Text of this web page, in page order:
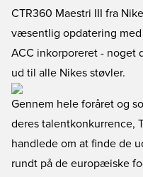
CTR360 Maestri III fra
væsentlig opdatering med
ACC inkorporeret - noget
ud til alle Nikes støvler.
Gennem hele foråret og
deres talentkonkurrence,
handlede om at finde de
rundt på de europæiske